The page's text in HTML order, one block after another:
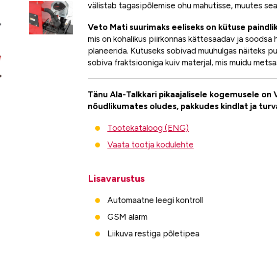
välistab tagasipõlemise ohu mahutisse, muutes
Veto Mati suurimaks eeliseks on kütuse
mis on kohalikus piirkonnas kättesaadav ja
planeerida. Kütuseks sobivad muuhulgas näiteks
sobiva fraktsiooniga kuiv materjal, mis muidu
Tänu Ala-Talkkari pikaajalisele kogemusele
nõudlikumates oludes, pakkudes kindlat ja
Tootekataloog (ENG)
Vaata tootja kodulehte
Lisavarustus
Automaatne leegi kontroll
GSM alarm
Liikuva restiga põletipea